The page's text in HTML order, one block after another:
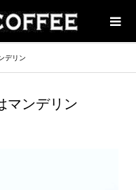
デリン
マンデリン